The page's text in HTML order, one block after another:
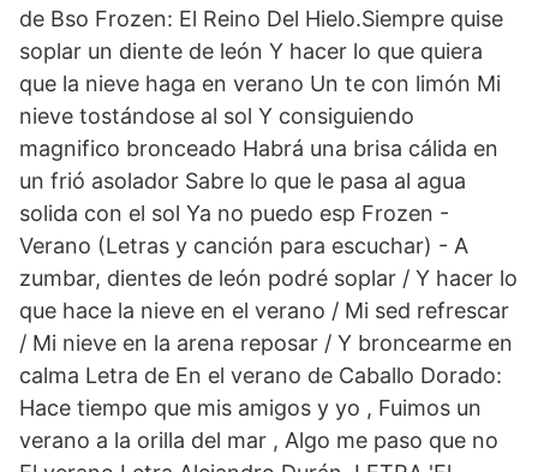
de Bso Frozen: El Reino Del Hielo.Siempre quise
soplar un diente de león Y hacer lo que quiera
que la nieve haga en verano Un te con limón Mi
nieve tostándose al sol Y consiguiendo
magnifico bronceado Habrá una brisa cálida en
un frió asolador Sabre lo que le pasa al agua
solida con el sol Ya no puedo esp Frozen -
Verano (Letras y canción para escuchar) - A
zumbar, dientes de león podré soplar / Y hacer lo
que hace la nieve en el verano / Mi sed refrescar
/ Mi nieve en la arena reposar / Y broncearme en
calma Letra de En el verano de Caballo Dorado:
Hace tiempo que mis amigos y yo , Fuimos un
verano a la orilla del mar , Algo me paso que no